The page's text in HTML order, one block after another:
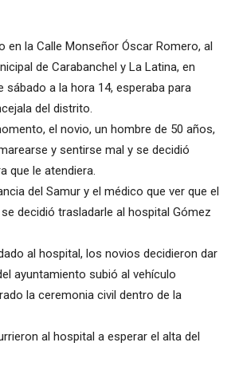
en la Calle Monseñor Óscar Romero, al
de Carabanchel y La Latina, en
sábado a la hora 14, esperaba para
del distrito.
el novio, un hombre de 50 años,
y sentirse mal y se decidió
que le atendiera.
del Samur y el médico que ver que el
decidió trasladarle al hospital Gómez
al hospital, los novios decidieron dar
ayuntamiento subió al vehículo
la ceremonia civil dentro de la
al hospital a esperar el alta del